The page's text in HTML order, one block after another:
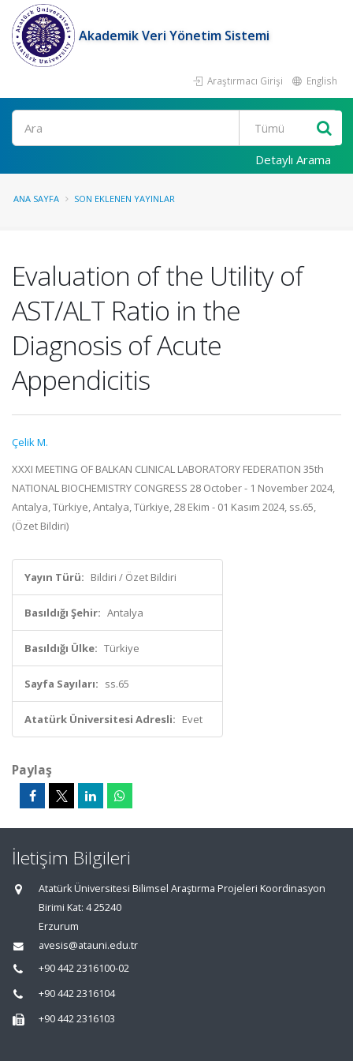
Akademik Veri Yönetim Sistemi
Araştırmacı Girişi English
Ara
Detaylı Arama
ANA SAYFA SON EKLENEN YAYINLAR
Evaluation of the Utility of
AST/ALT Ratio in the
Diagnosis of Acute
Appendicitis
Çelik M.
XXXI MEETING OF BALKAN CLINICAL LABORATORY FEDERATION 35th
NATIONAL BIOCHEMISTRY CONGRESS 28 October - 1 November 2024,
Antalya, Türkiye, Antalya, Türkiye, 28 Ekim - 01 Kasım 2024, ss.65,
(Özet Bildiri)
Yayın Türü: Bildiri / Özet Bildiri
Basıldığı Şehir: Antalya
Basıldığı Ülke: Türkiye
Sayfa Sayıları: ss.65
Atatürk Üniversitesi Adresli: Evet
Paylaş
İletişim Bilgileri
Atatürk Üniversitesi Bilimsel Araştırma Projeleri Koordinasyon
Birimi Kat: 4 25240
Erzurum
avesis@atauni.edu.tr
+90 442 2316100-02
+90 442 2316104
+90 442 2316103